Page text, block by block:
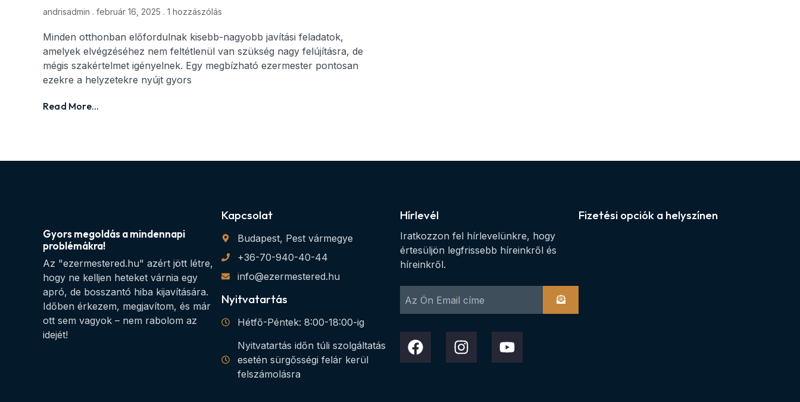
andrisadmin február 16, 2025 1 hozzászólás
Minden otthonban előfordulnak kisebb-nagyobb javítási feladatok,
amelyek elvégzéséhez nem feltétlenül van szükség nagy felújításra, de
mégis szakértelmet igényelnek. Egy megbízható ezermester pontosan
ezekre a helyzetekre nyújt gyors
Read More...
Gyors megoldás a mindennapi
problémákra!
Az "ezermestered.hu" azért jött létre,
hogy ne kelljen heteket várnia egy
apró, de bosszantó hiba kijavítására.
Időben érkezem, megjavítom, és már
ott sem vagyok – nem rabolom az
idejét!
Kapcsolat
Budapest, Pest vármegye
+36-70-940-40-44
info@ezermestered.hu
Nyitvatartás
Hétfő-Péntek: 8:00-18:00-ig
Nyitvatartás időn túli szolgáltatás
esetén sürgősségi felár kerül
felszámolásra
Hírlevél
Iratkozzon fel hírlevelünkre, hogy
értesüljön legfrissebb híreinkről és
híreinkről.
Fizetési opciók a helyszínen